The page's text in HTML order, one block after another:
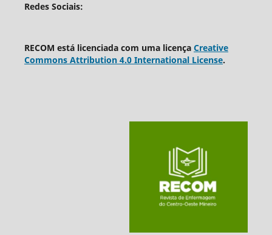
Redes Sociais:
RECOM está licenciada com uma licença Creative
Commons Attribution 4.0 International License.